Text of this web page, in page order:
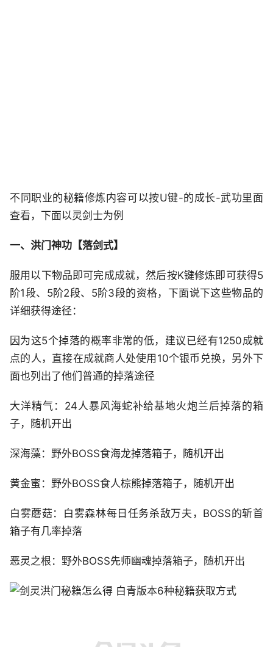
不同职业的秘籍修炼内容可以按U键-的成长-武功里面
查看，下面以灵剑士为例
一、洪门神功【落剑式】
服用以下物品即可完成成就，然后按K键修炼即可获得5
阶1段、5阶2段、5阶3段的资格，下面说下这些物品的
详细获得途径：
因为这5个掉落的概率非常的低，建议已经有1250成就
点的人，直接在成就商人处使用10个银币兑换，另外下
面也列出了他们普通的掉落途径
大洋精气：24人暴风海蛇补给基地火炮兰后掉落的箱
子，随机开出
深海藻：野外BOSS食海龙掉落箱子，随机开出
黄金蜜：野外BOSS食人棕熊掉落箱子，随机开出
白雾蘑菇：白雾森林每日任务杀敌万夫，BOSS的斩首
箱子有几率掉落
恶灵之根：野外BOSS先师幽魂掉落箱子，随机开出